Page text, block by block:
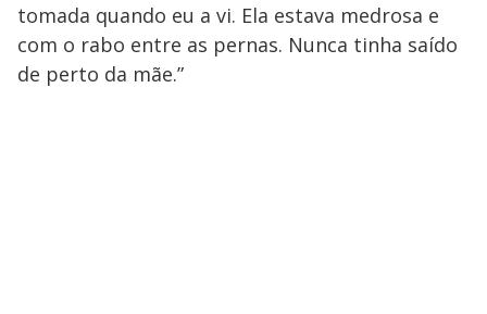
tomada quando eu a vi. Ela estava medrosa e
com o rabo entre as pernas. Nunca tinha saído
de perto da mãe.”